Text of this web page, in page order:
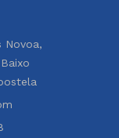
Novoa,